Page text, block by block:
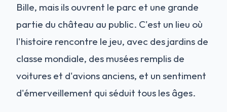
Bille, mais ils ouvrent le parc et une grande
partie du château au public. C'est un lieu où
l'histoire rencontre le jeu, avec des jardins de
classe mondiale, des musées remplis de
voitures et d'avions anciens, et un sentiment
d'émerveillement qui séduit tous les âges.